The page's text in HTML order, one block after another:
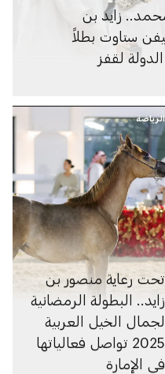
زايد بن
ستاوت بطلاً
الدولة لقفز
الرياضة
تحت رعاية منصور بن
زايد.. البطولة الرمضانية
لجمال الخيل العربية
2025 تواصل فعالياتها
في الإمارة